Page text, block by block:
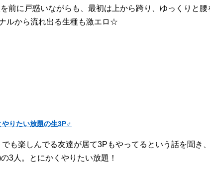
前に戸惑いながらも、最初は上から跨り、ゆっくりと
ルから流れ出る生種も激エロ☆
りたい放題の生3P♂
も楽しんでる友達が居て3Pもやってるという話を聞
3人。とにかくやりたい放題！